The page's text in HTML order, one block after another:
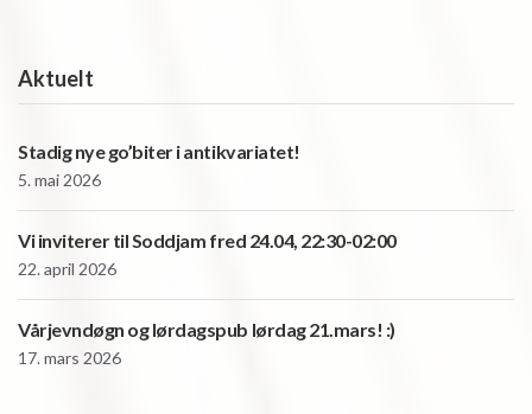
Aktuelt
Stadig nye go’biter i antikvariatet!
5. mai 2026
Vi inviterer til Soddjam fred 24.04, 22:30-02:00
22. april 2026
Vårjevndøgn og lørdagspub lørdag 21.mars! :)
17. mars 2026